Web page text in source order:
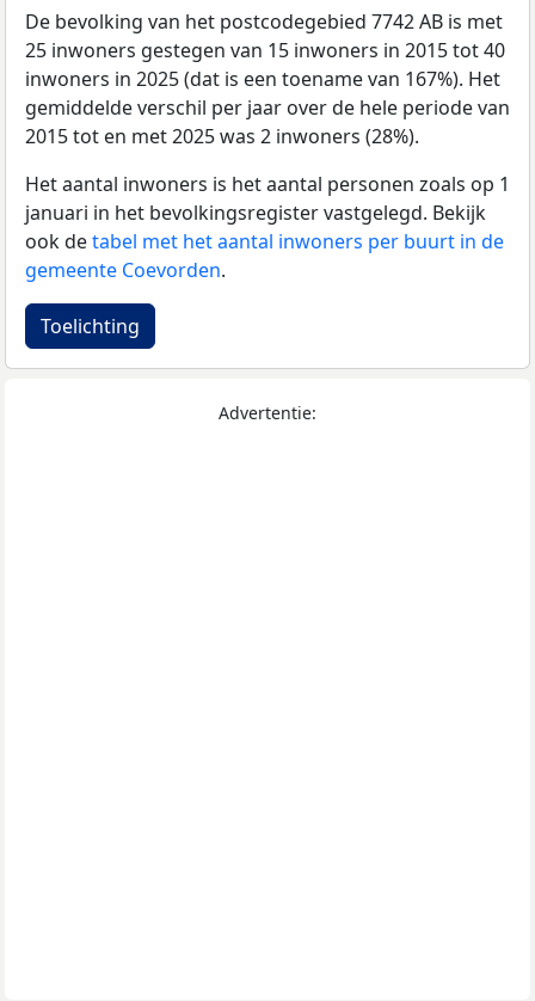
De bevolking van het postcodegebied 7742 AB is met
25 inwoners gestegen van 15 inwoners in 2015 tot 40
inwoners in 2025 (dat is een toename van 167%). Het
gemiddelde verschil per jaar over de hele periode van
2015 tot en met 2025 was 2 inwoners (28%).
Het aantal inwoners is het aantal personen zoals op 1
januari in het bevolkingsregister vastgelegd. Bekijk
ook detabel met het aantal inwoners per buurt in de
gemeente Coevorden.
Toelichting
Advertentie: